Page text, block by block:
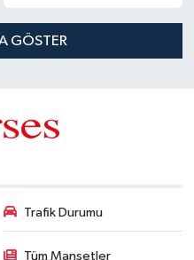
GÖSTER
Trafik Durumu
Tüm Manşetler